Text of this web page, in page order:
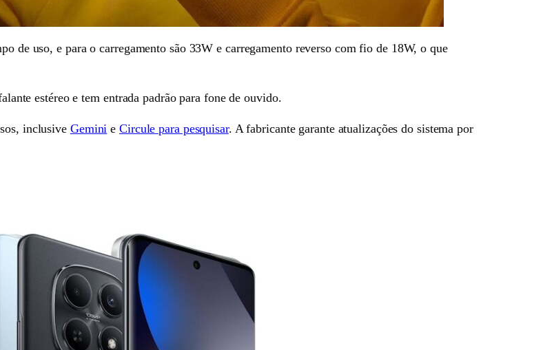
de uso, e para o carregamento são 33W e carregamento reverso com fio de 18W, o que
estéreo e tem entrada padrão para fone de ouvido.
inclusive Gemini eCircule para pesquisar. A fabricante garante atualizações do sistema por